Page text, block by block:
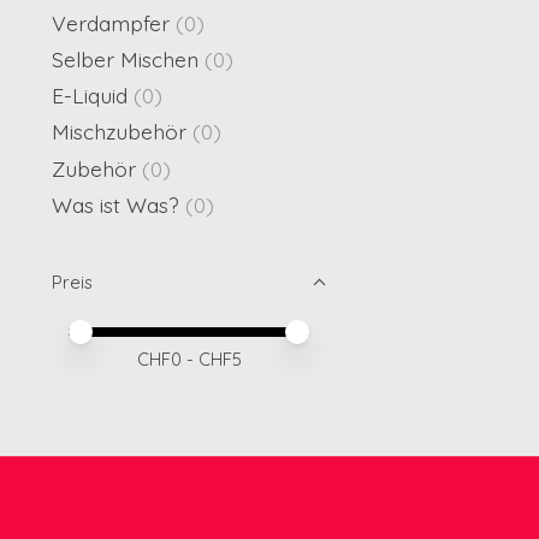
Verdampfer (0)
Selber Mischen (0)
E-Liquid (0)
Mischzubehör (0)
Zubehör (0)
Was ist Was? (0)
Preis
Preis – Mindestwert
Price maximum value
CHF0 - CHF5